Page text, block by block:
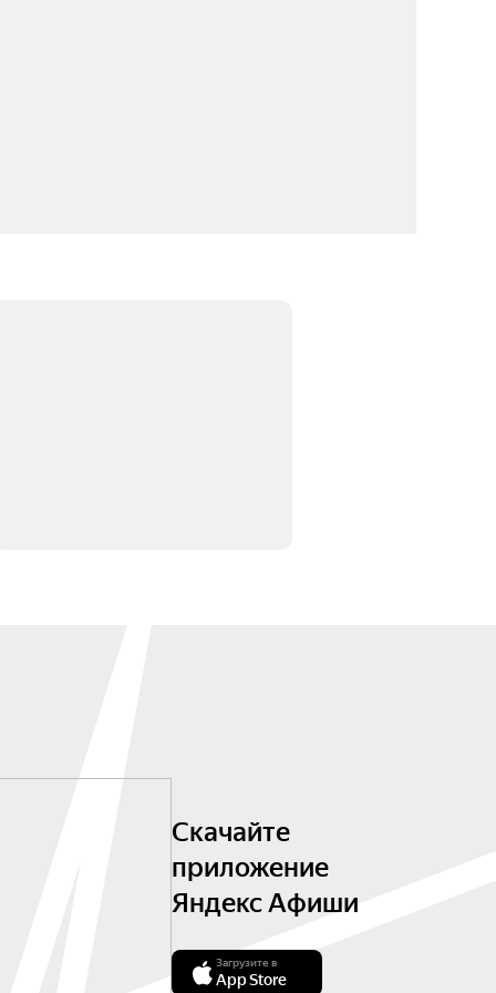
Скачайте
приложение
Яндекс Афиши
Загрузите в
App Store